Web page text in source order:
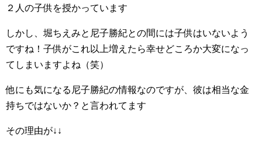
２人の子供を授かっています
しかし、堀ちえみと尼子勝紀との間には子供はいないよう
ですね！子供がこれ以上増えたら幸せどころか大変になっ
てしまいますよね（笑）
他にも気になる尼子勝紀の情報なのですが、彼は相当な金
持ちではないか？と言われてます
その理由が↓↓